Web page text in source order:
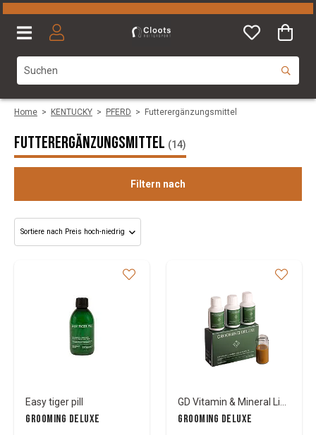
Home > KENTUCKY > PFERD > Futterergänzungsmittel
Futterergänzungsmittel (14)
Filtern nach
Kategorie
Easy tiger pill
GROOMING DELUXE GROOMING DELUXE